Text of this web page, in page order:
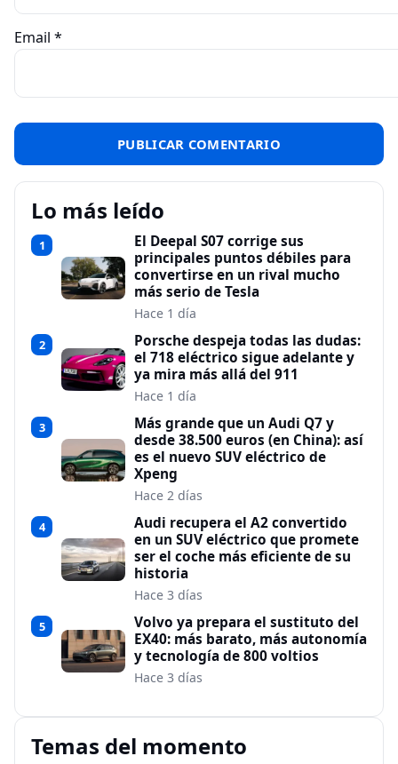
Email *
Lo más leído
1
El Deepal S07 corrige sus
principales puntos débiles para
convertirse en un rival mucho
más serio de Tesla
Hace 1 día
2
Porsche despeja todas las dudas:
el 718 eléctrico sigue adelante y
ya mira más allá del 911
Hace 1 día
3
Más grande que un Audi Q7 y
desde 38.500 euros (en China): así
es el nuevo SUV eléctrico de
Xpeng
Hace 2 días
4
Audi recupera el A2 convertido
en un SUV eléctrico que promete
ser el coche más eficiente de su
historia
Hace 3 días
5
Volvo ya prepara el sustituto del
EX40: más barato, más autonomía
y tecnología de 800 voltios
Hace 3 días
Temas del momento